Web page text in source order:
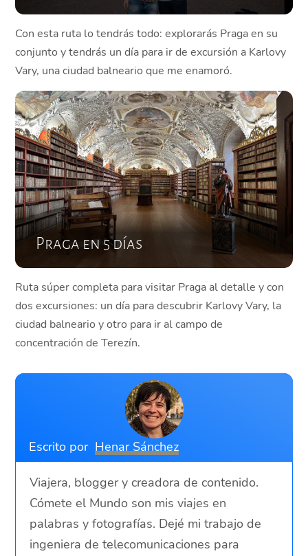
Con esta ruta lo tendrás todo: explorarás Praga en su
conjunto y tendrás un día para ir de excursión a Karlovy
Vary, una ciudad balneario que me enamoró.
Praga en 5 días
Ruta súper completa para visitar Praga al detalle y con
dos excursiones: un día para descubrir Karlovy Vary, la
ciudad balneario y otro para ir al campo de
concentración de Terezín.
Escrito por Henar Sánchez
Viajera, blogger y creadora de contenido.
Cómete el Mundo son mis viajes en
palabras y fotografías. Dejé mi trabajo de
ingeniera de telecomunicaciones para